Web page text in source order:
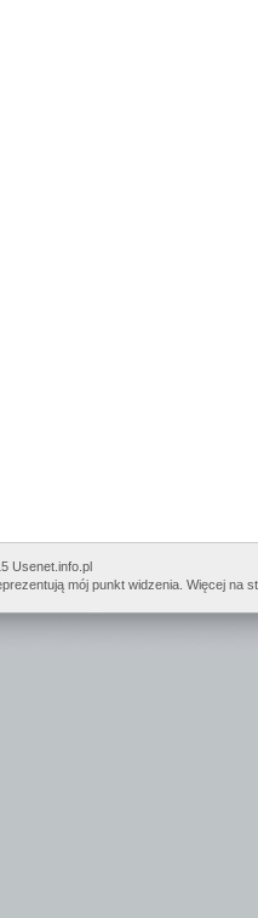
Usenet.info.pl
mój punkt widzenia. Więcej na